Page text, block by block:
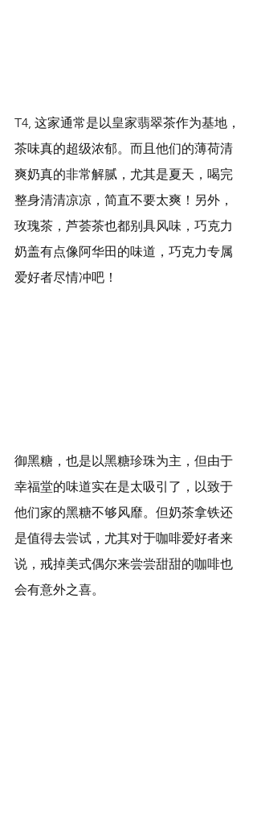
T4, 这家通常是以皇家翡翠茶作为基地，
茶味真的超级浓郁。而且他们的薄荷清
爽奶真的非常解腻，尤其是夏天，喝完
整身清清凉凉，简直不要太爽！另外，
玫瑰茶，芦荟茶也都别具风味，巧克力
奶盖有点像阿华田的味道，巧克力专属
爱好者尽情冲吧！
御黑糖，也是以黑糖珍珠为主，但由于
幸福堂的味道实在是太吸引了，以致于
他们家的黑糖不够风靡。但奶茶拿铁还
是值得去尝试，尤其对于咖啡爱好者来
说，戒掉美式偶尔来尝尝甜甜的咖啡也
会有意外之喜。